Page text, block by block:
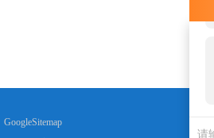
GoogleSitemap